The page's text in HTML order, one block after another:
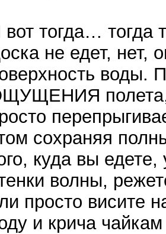
вот тогда… тогда
не едет, нет,
воды.
полета,
сохраняя
куда вы
волны,
просто висите
и крича